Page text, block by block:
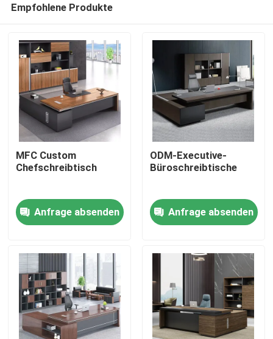
Heim
Produkte
Über uns
Empfohlene Produkte
MFC Custom
Chefschreibtisch
Anfrage absenden
ODM-Executive-
Büroschreibtische
Anfrage absenden